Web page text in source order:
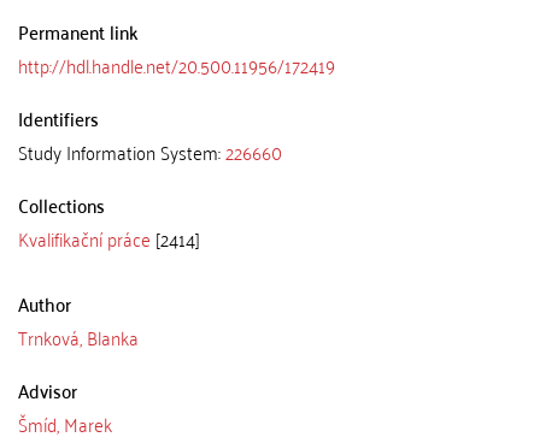
Permanent link
http://hdl.handle.net/20.500.11956/172419
Identifiers
Study Information System:226660
Collections
Kvalifikační práce [2414]
Author
Trnková, Blanka
Advisor
Šmíd, Marek